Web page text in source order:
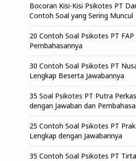
Bocoran Kisi-Kisi Psikotes PT
Contoh Soal yang Sering Muncul
20 Contoh Soal Psikotes PT
Pembahasannya
30 Contoh Soal Psikotes PT
Lengkap Beserta Jawabannya
35 Soal Psikotes PT Putra
dengan Jawaban dan
25 Contoh Soal Psikotes PT
Lengkap dengan Jawabannya
35 Contoh Soal Psikotes PT